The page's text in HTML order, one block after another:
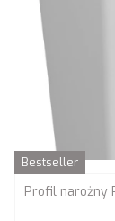
Bestseller
Profil narożny